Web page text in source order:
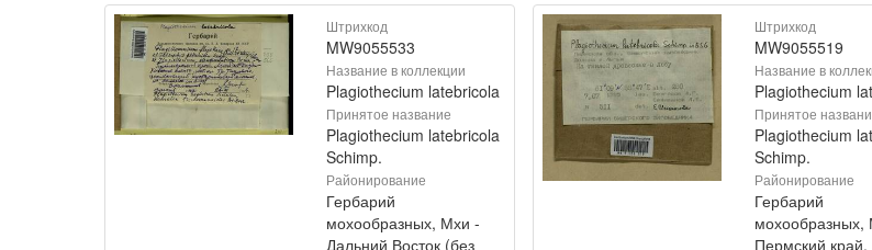
Штрихкод
MW9055533
Название в коллекции
Plagiothecium latebricola
Принятое название
Plagiothecium latebricola
Schimp.
Районирование
Гербарий
мохообразных, Мхи -
Дальний Восток (без
Штрихкод
MW9055519
Название в
Plagiothecium
Принятое
Plagiothecium
Schimp.
Районирование
Гербарий
мохообразных,
Пермский край,